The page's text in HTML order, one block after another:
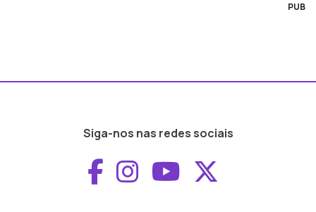
PUB
Siga-nos nas redes sociais
Aceder ao
Aceder ao
Aceder ao